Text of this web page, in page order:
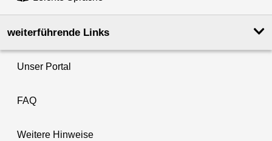
weiterführende Links
Unser Portal
FAQ
Weitere Hinweise